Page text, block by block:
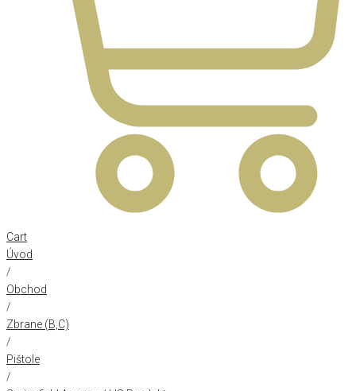
Cart
Úvod
/
Obchod
/
Zbrane (B,C)
/
Pištole
/